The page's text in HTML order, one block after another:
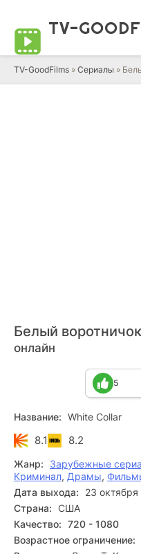
TV-GOOD
TV-GoodFilms » Сериалы »
Белый воротничок
онлайн
5
Название: White Collar
8.1 8.2
Жанр: Зарубежные
Криминал, Драмы,
Дата выхода:
23
Страна: США
Качество: 720 - 1080
Возрастное ограничение: